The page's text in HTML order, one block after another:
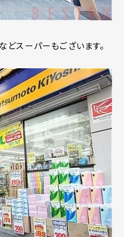
スーパーもございます。